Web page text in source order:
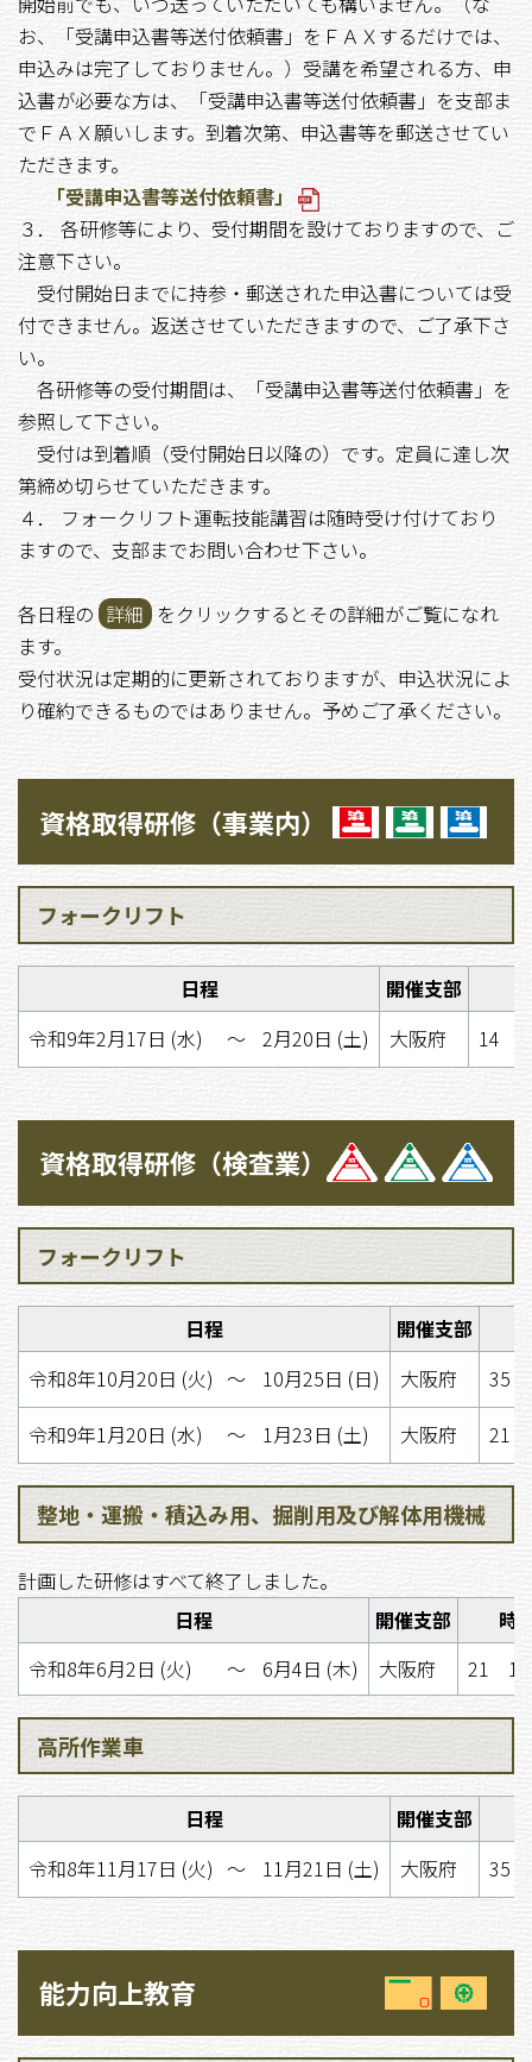
お、「受講申込書等送付依頼書」をＦＡＸするだけでは、
申込みは完了しておりません。）受講を希望される方、申
込書が必要な方は、「受講申込書等送付依頼書」を支部ま
でＦＡＸ願いします。到着次第、申込書等を郵送させてい
ただきます。
「受講申込書等送付依頼書」
３． 各研修等により、受付期間を設けておりますので、ご
注意下さい。
受付開始日までに持参・郵送された申込書については受
付できません。返送させていただきますので、ご了承下さ
い。
各研修等の受付期間は、「受講申込書等送付依頼書」を
参照して下さい。
受付は到着順（受付開始日以降の）です。定員に達し次
第締め切らせていただきます。
４． フォークリフト運転技能講習は随時受け付けており
ますので、支部までお問い合わせ下さい。
各日程の 詳細 をクリックするとその詳細がご覧になれ
ます。
受付状況は定期的に更新されておりますが、申込状況によ
り確約できるものではありません。予めご了承ください。
資格取得研修（事業内）
フォークリフト
日程 開催支部
令和9年2月17日 (水)
〜 2月20日 (土) 大阪府 14
資格取得研修（検査業）
フォークリフト
日程
開催支部
令和8年10月20日 (火) 〜 10月25日 (日) 大阪府
35
令和9年1月20日 (水)
〜 1月23日 (土) 大阪府 21
整地・運搬・積込み用、掘削用及び解体用機械
計画した研修はすべて終了しました。
日程
開催支部
時
令和8年6月2日 (火)
〜 6月4日 (木) 大阪府 21 18
高所作業車
日程
開催支部
令和8年11月17日 (火) 〜 11月21日 (土) 大阪府 35
能力向上教育